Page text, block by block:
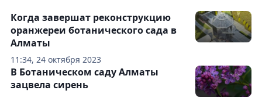
11:34, 24 октября 2023
Когда завершат реконструкцию
оранжереи ботанического сада в
Алматы
В Ботаническом саду Алматы
зацвела сирень